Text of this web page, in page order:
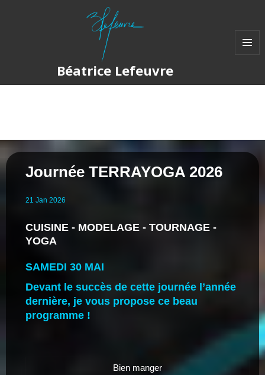
Béatrice Lefeuvre
Journée TERRAYOGA 2026
21 Jan 2026
CUISINE - MODELAGE - TOURNAGE -
YOGA
SAMEDI 30 MAI
Devant le succès de cette journée l’année
dernière, je vous propose ce beau
programme !
Bien manger